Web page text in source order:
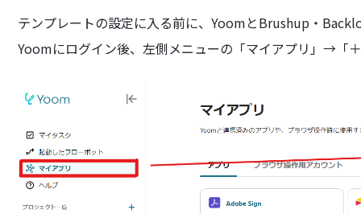
テンプレートの設定に入る前に、YoomとBrushup・
Yoomにログイン後、左側メニューの「マイアプリ」→「